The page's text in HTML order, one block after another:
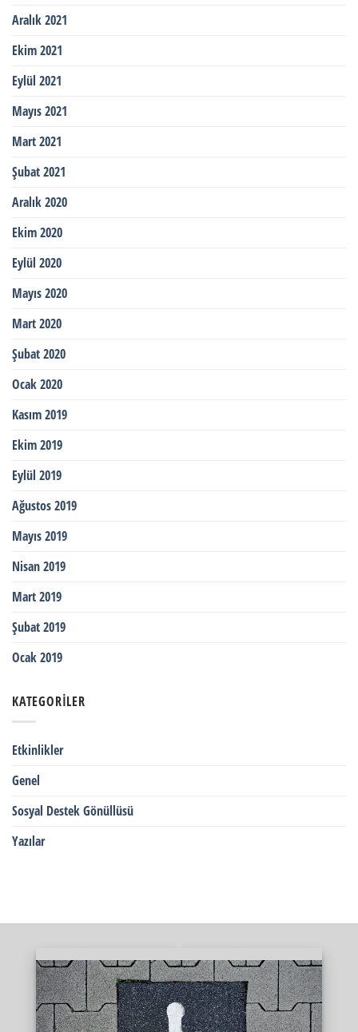
Aralık 2021
Ekim 2021
Eylül 2021
Mayıs 2021
Mart 2021
Şubat 2021
Aralık 2020
Ekim 2020
Eylül 2020
Mayıs 2020
Mart 2020
Şubat 2020
Ocak 2020
Kasım 2019
Ekim 2019
Eylül 2019
Ağustos 2019
Mayıs 2019
Nisan 2019
Mart 2019
Şubat 2019
Ocak 2019
KATEGORILER
Etkinlikler
Genel
Sosyal Destek Gönüllüsü
Yazılar